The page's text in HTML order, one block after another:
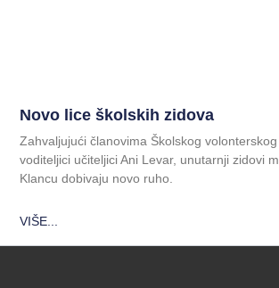
Novo lice školskih zidova
Zahvaljujući članovima Školskog
voditeljici učiteljici Ani Levar, unutarnji zidovi
Klancu dobivaju novo ruho.
VIŠE...